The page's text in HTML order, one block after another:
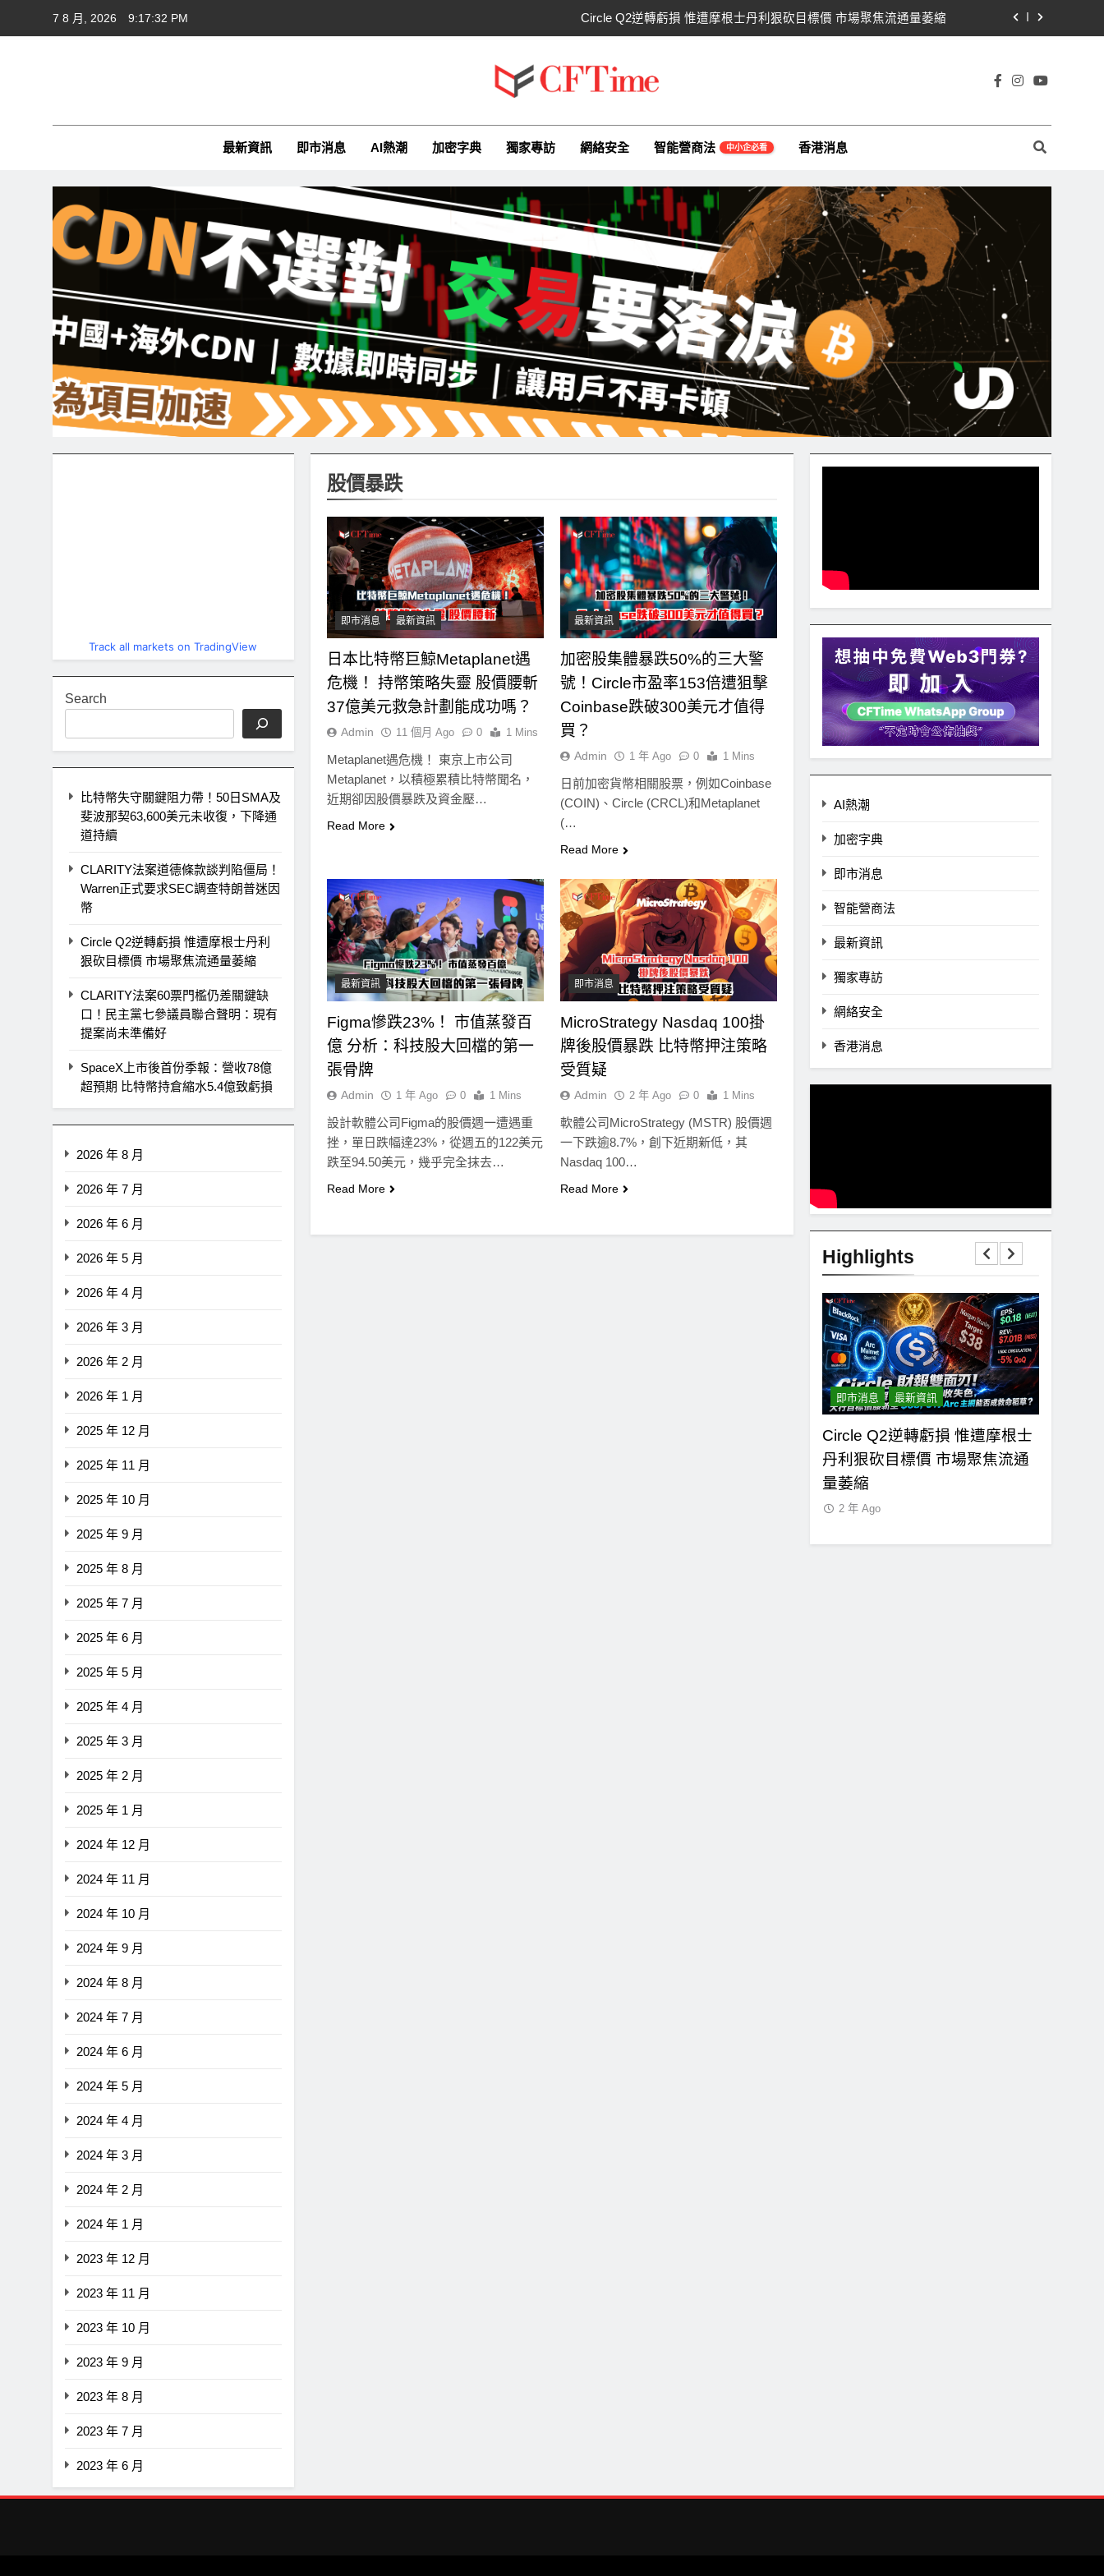
7 8 月, 2026 9:17:33 PM Circle Q2逆轉虧損 惟遭摩根士丹利狠砍目標價 市場聚焦流通量萎縮
比特幣失守關鍵阻力帶！50日SMA及斐波那契63,600美元未收復，下降通道持續
CLARITY法案道德條款談判陷僵局！Warren正式要求SEC調查特朗普迷因幣
CLARITY法案60票門檻仍差關鍵缺口！民主黨七參議員聯合聲明：現有提案尚未準備好
Cftime.io
CFTime與你一同探索有關AI（ChatGPT）、區塊鏈、NFT、加密貨幣、元宇宙及金融科技FinTech等資訊。
最新資訊
即市消息 AI熱潮 加密字典 獨家專訪 網絡安全 智能營商法 中小企必看 香港消息
Track all markets on TradingView
Search
比特幣失守關鍵阻力帶！50日SMA及
斐波那契63,600美元未收復，下降通
道持續
CLARITY法案道德條款談判陷僵局！
Warren正式要求SEC調查特朗普迷因
幣
Circle Q2逆轉虧損 惟遭摩根士丹利
狠砍目標價 市場聚焦流通量萎縮
CLARITY法案60票門檻仍差關鍵缺
口！民主黨七參議員聯合聲明：現有
提案尚未準備好
SpaceX上市後首份季報：營收78億
超預期 比特幣持倉縮水5.4億致虧損
2026 年 8 月
2026 年 7 月
2026 年 6 月
2026 年 5 月
2026 年 4 月
2026 年 3 月
2026 年 2 月
2026 年 1 月
2025 年 12 月
2025 年 11 月
2025 年 10 月
2025 年 9 月
2025 年 8 月
2025 年 7 月
2025 年 6 月
2025 年 5 月
2025 年 4 月
2025 年 3 月
2025 年 2 月
2025 年 1 月
2024 年 12 月
2024 年 11 月
2024 年 10 月
2024 年 9 月
2024 年 8 月
2024 年 7 月
2024 年 6 月
2024 年 5 月
2024 年 4 月
2024 年 3 月
2024 年 2 月
2024 年 1 月
2023 年 12 月
2023 年 11 月
2023 年 10 月
2023 年 9 月
2023 年 8 月
2023 年 7 月
2023 年 6 月
股價暴跌
即市消息 最新資訊
日本比特幣巨鯨Metaplanet遇
危機！ 持幣策略失靈 股價腰斬
37億美元救急計劃能成功嗎？
Admin 11 個月 Ago 0 1 Mins
Metaplanet遇危機！ 東京上市公司
Metaplanet，以積極累積比特幣聞名，
近期卻因股價暴跌及資金壓…
Read More
最新資訊
加密股集體暴跌50%的三大警
號！Circle市盈率153倍遭狙擊
Coinbase跌破300美元才值得
買？
Admin 1 年 Ago 0 1 Mins
日前加密貨幣相關股票，例如Coinbase
(COIN)、Circle (CRCL)和Metaplanet
(…
Read More
最新資訊
Figma慘跌23%！ 市值蒸發百
億 分析：科技股大回檔的第一
張骨牌
Admin 1 年 Ago 0 1 Mins
設計軟體公司Figma的股價週一遭遇重
挫，單日跌幅達23%，從週五的122美元
跌至94.50美元，幾乎完全抹去…
Read More
即市消息
MicroStrategy Nasdaq 100掛
牌後股價暴跌 比特幣押注策略
受質疑
Admin 2 年 Ago 0 1 Mins
軟體公司MicroStrategy (MSTR) 股價週
一下跌逾8.7%，創下近期新低，其
Nasdaq 100…
Read More
AI熱潮
加密字典
即市消息
智能營商法
最新資訊
獨家專訪
網絡安全
香港消息
Highlights
即市消息 最新資訊
Circle Q2逆轉虧損 惟遭摩根士
丹利狠砍目標價 市場聚焦流通
量萎縮
2 年 Ago